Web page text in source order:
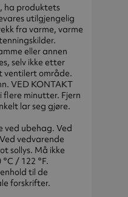
ha produktets
utilgjengelig
fra varme, varme
eller annen
selv ikke etter
ventilert område.
VED KONTAKT
flere minutter. Fjern
lar seg gjøre.
ved ubehag. Ved
vedvarende
sollys. Må ikke
/ 122 °F.
til de
forskrifter.